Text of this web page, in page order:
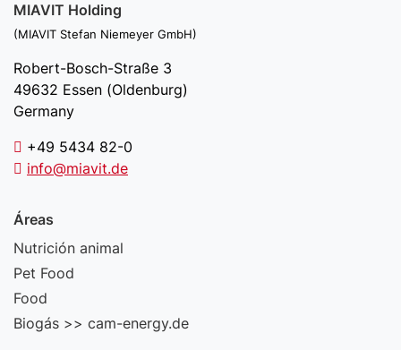
MIAVIT Holding
(MIAVIT Stefan Niemeyer GmbH)
Robert-Bosch-Straße 3
49632 Essen (Oldenburg)
Germany
+49 5434 82-0
info@miavit.de
Áreas
Nutrición animal
Pet Food
Food
Biogás >> cam-energy.de